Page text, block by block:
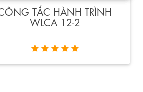
TẮC HÀNH TRÌNH
WLCA 12-2